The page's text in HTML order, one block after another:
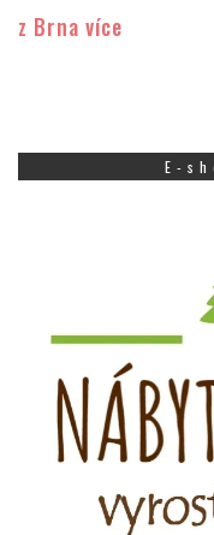
z Brna více
E-